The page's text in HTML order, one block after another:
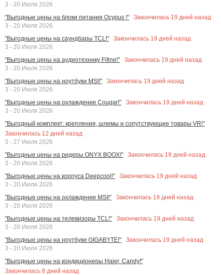
3 - 20 Июля 2026
"Выгодные цены на блоки питания Ocypus !"
Закончилась 19 дней назад
3 - 20 Июля 2026
"Выгодные цены на саундбары TCL!"
Закончилась 19 дней назад
3 - 20 Июля 2026
"Выгодные цены на аудиотехнику Fifine!"
Закончилась 19 дней назад
3 - 20 Июля 2026
"Выгодные цены на ноутбуки MSI!"
Закончилась 19 дней назад
3 - 20 Июля 2026
"Выгодные цены на охлаждение Cougar!"
Закончилась 19 дней назад
3 - 20 Июля 2026
"Выгодный комплект: крепления, шлемы и сопутствующие товары VR!"
Закончилась 12 дней назад
3 - 27 Июля 2026
"Выгодные цены на ридеры ONYX BOOX!"
Закончилась 19 дней назад
3 - 20 Июля 2026
"Выгодные цены на корпуса Deepcool!"
Закончилась 19 дней назад
3 - 20 Июля 2026
"Выгодные цены на охлаждение MSI!"
Закончилась 19 дней назад
3 - 20 Июля 2026
"Выгодные цены на телевизоры TCL!"
Закончилась 19 дней назад
3 - 20 Июля 2026
"Выгодные цены на ноутбуки GIGABYTE!"
Закончилась 19 дней назад
3 - 20 Июля 2026
"Выгодные цены на кондиционеры Haier, Candy!"
Закончилась 8 дней назад